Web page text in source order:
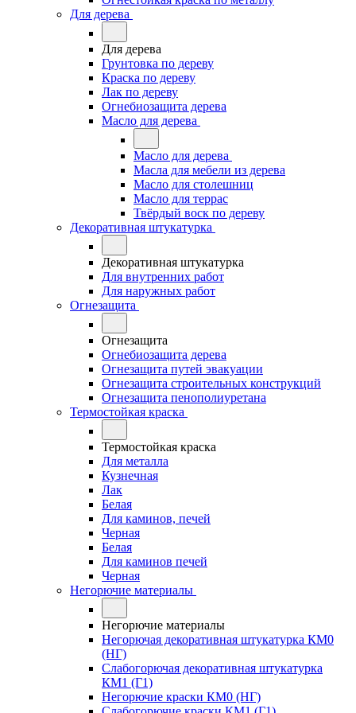
Для дерева
Для дерева
Грунтовка по дереву
Краска по дереву
Лак по дереву
Огнебиозащита дерева
Масло для дерева
Масло для дерева
Масла для мебели из дерева
Масло для столешниц
Масло для террас
Твёрдый воск по дереву
Декоративная штукатурка
Декоративная штукатурка
Для внутренних работ
Для наружных работ
Огнезащита
Огнезащита
Огнебиозащита дерева
Огнезащита путей эвакуации
Огнезащита строительных конструкций
Огнезащита пенополиуретана
Термостойкая краска
Термостойкая краска
Для металла
Кузнечная
Лак
Белая
Для каминов, печей
Черная
Белая
Для каминов печей
Черная
Негорючие материалы
Негорючие материалы
Негорючая декоративная штукатурка КМ0
(НГ)
Слабогорючая декоративная штукатурка
КМ1 (Г1)
Негорючие краски КМ0 (НГ)